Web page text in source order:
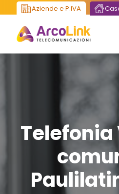
Aziende e P.IVA
Telefonia